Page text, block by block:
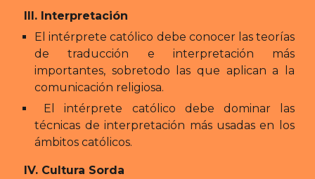
III. Interpretación
El intérprete católico debe conocer las teorías
de traducción e interpretación más
importantes, sobretodo las que aplican a la
comunicación religiosa.
El intérprete católico debe dominar las
técnicas de interpretación más usadas en los
ámbitos católicos.
IV. Cultura Sorda